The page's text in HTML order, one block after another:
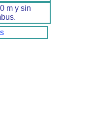
m y sin